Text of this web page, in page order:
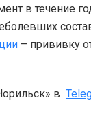
в течение
– прививку
в